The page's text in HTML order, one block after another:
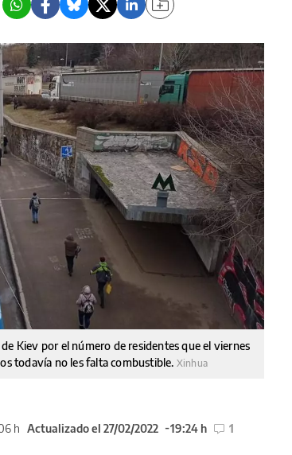
Kiev por el número de residentes que el viernes
todavía no les falta combustible. Xinhua
h Actualizado el 27/02/2022 19:24 h 1